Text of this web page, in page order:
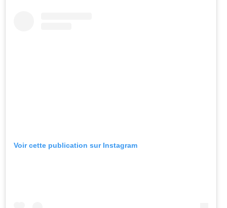
Voir cette publication sur Instagram